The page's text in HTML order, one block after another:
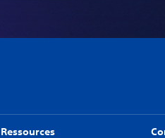
Ressources